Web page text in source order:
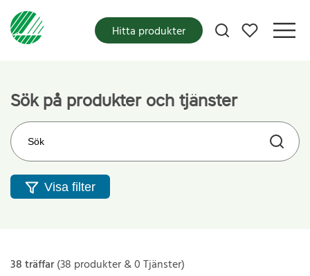
Mina favoriter
Hitta produkter
Sök på produkter och tjänster
Sök på webbplatsen
Visa filter
38 träffar(38 produkter & 0 Tjänster)